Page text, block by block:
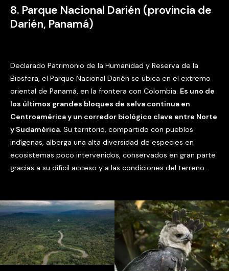
8. Parque Nacional Darién (provincia de
Darién, Panamá)
Declarado Patrimonio de la Humanidad y Reserva de la
Biosfera, el Parque Nacional Darién se ubica en el extremo
oriental de Panamá, en la frontera con Colombia. Es uno de
los últimos grandes bloques de selva continua en
Centroamérica y un corredor biológico clave entre Norte
y Sudamérica. Su territorio, compartido con pueblos
indígenas, alberga una alta diversidad de especies en
ecosistemas poco intervenidos, conservados en gran parte
gracias a su difícil acceso y a las condiciones del terreno.